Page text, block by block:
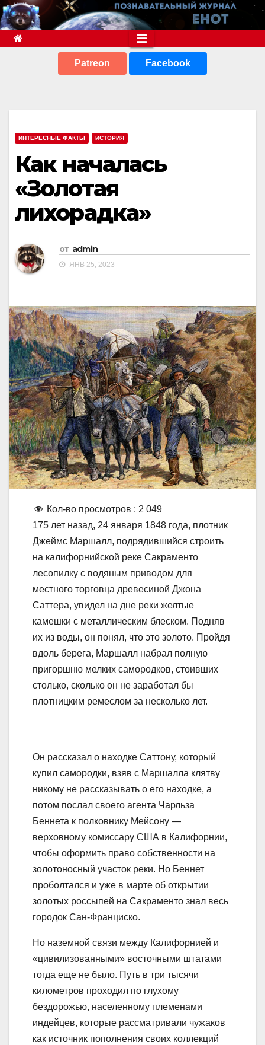
Перейти
к
содержимому
Patreon
Facebook
ИНТЕРЕСНЫЕ ФАКТЫ ИСТОРИЯ
Как началась
«Золотая
лихорадка»
от admin
ЯНВ 25, 2023
Кол-во просмотров : 2 049
175 лет назад, 24 января 1848 года, плотник
Джеймс Маршалл, подрядившийся строить
на калифорнийской реке Сакраменто
лесопилку с водяным приводом для
местного торговца древесиной Джона
Саттера, увидел на дне реки желтые
камешки с металлическим блеском. Подняв
их из воды, он понял, что это золото. Пройдя
вдоль берега, Маршалл набрал полную
пригоршню мелких самородков, стоивших
столько, сколько он не заработал бы
плотницким ремеслом за несколько лет.
Он рассказал о находке Саттону, который
купил самородки, взяв с Маршалла клятву
никому не рассказывать о его находке, а
потом послал своего агента Чарльза
Беннета к полковнику Мейсону —
верховному комиссару США в Калифорнии,
чтобы оформить право собственности на
золотоносный участок реки. Но Беннет
проболтался и уже в марте об открытии
золотых россыпей на Сакраменто знал весь
городок Сан-Франциско.
Но наземной связи между Калифорнией и
«цивилизованными» восточными штатами
тогда еще не было. Путь в три тысячи
километров проходил по глухому
бездорожью, населенному племенами
индейцев, которые рассматривали чужаков
как источник пополнения своих коллекций